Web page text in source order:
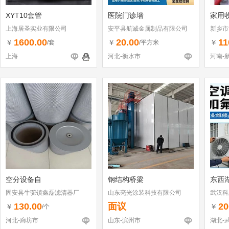
XYT10套管
上海居圣实业有限公司
￥ 1600.00/套
上海
医院门诊墙
安平县航诚金属制品有限公司
￥ 20.00/平方米
河北-衡水市
家用
新乡
￥
河南-
空分设备自
固安县牛驼镇鑫磊滤清器厂
￥ 130.00/个
河北-廊坊市
钢结构桥梁
山东亮光涂装科技有限公司
面议
山东-滨州市
东西
武汉
￥
湖北-